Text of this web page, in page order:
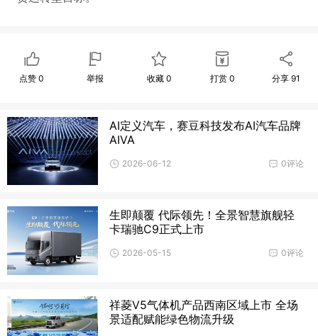
点赞0 举报 收藏 0 打赏0 分享91
AI定义汽车，赛豆科技发布AI汽车品牌
AIVA
0评论
2026-06-12
生即颠覆 代际领先！全景智慧旗舰轻
卡瑞驰C9正式上市
0评论
2026-05-15
祥菱V5气体机产品西南区域上市 全场
景适配赋能绿色物流升级